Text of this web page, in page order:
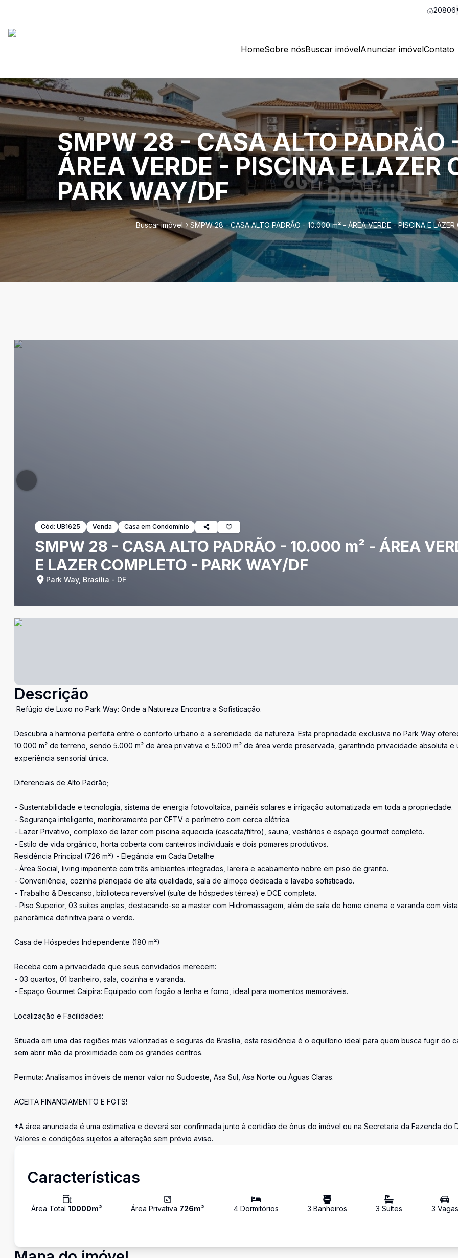
20806
HomeSobre nósBuscar imóvelAnunciar imóvelContato
SMPW 28 - CASA ALTO
ÁREA VERDE - PISCINA E LAZER
PARK WAY/DF
Buscar imóvel SMPW 28 - CASA ALTO PADRÃO - 10.000 m² - ÁREA VERDE - PISCINA E
Cód: UB1625 Venda Casa em Condomínio
SMPW 28 - CASA ALTO PADRÃO - 10.000 m² - ÁREA
E LAZER COMPLETO - PARK WAY/DF
Park Way, Brasília - DF
Descrição
Refúgio de Luxo no Park Way: Onde a Natureza Encontra a Sofisticação.
Descubra a harmonia perfeita entre o conforto urbano e a serenidade da natureza. Esta propriedade exclusiva no Park Way
10.000 m² de terreno, sendo 5.000 m² de área privativa e 5.000 m² de área verde preservada, garantindo privacidade absoluta e
experiência sensorial única.
Diferenciais de Alto Padrão;
- Sustentabilidade e tecnologia, sistema de energia fotovoltaica, painéis solares e irrigação automatizada em toda a propriedade.
- Segurança inteligente, monitoramento por CFTV e perímetro com cerca elétrica.
- Lazer Privativo, complexo de lazer com piscina aquecida (cascata/filtro), sauna, vestiários e espaço gourmet completo.
- Estilo de vida orgânico, horta coberta com canteiros individuais e dois pomares produtivos.
Residência Principal (726 m²) - Elegância em Cada Detalhe
- Área Social, living imponente com três ambientes integrados, lareira e acabamento nobre em piso de granito.
- Conveniência, cozinha planejada de alta qualidade, sala de almoço dedicada e lavabo sofisticado.
- Trabalho & Descanso, biblioteca reversível (suíte de hóspedes térrea) e DCE completa.
- Piso Superior, 03 suítes amplas, destacando-se a master com Hidromassagem, além de sala de home cinema e varanda com vista
panorâmica definitiva para o verde.
Casa de Hóspedes Independente (180 m²)
Receba com a privacidade que seus convidados merecem:
- 03 quartos, 01 banheiro, sala, cozinha e varanda.
- Espaço Gourmet Caipira: Equipado com fogão a lenha e forno, ideal para momentos memoráveis.
Localização e Facilidades:
Situada em uma das regiões mais valorizadas e seguras de Brasília, esta residência é o equilíbrio ideal para quem busca fugir do
sem abrir mão da proximidade com os grandes centros.
Permuta: Analisamos imóveis de menor valor no Sudoeste, Asa Sul, Asa Norte ou Águas Claras.
ACEITA FINANCIAMENTO E FGTS!
*A área anunciada é uma estimativa e deverá ser confirmada junto à certidão de ônus do imóvel ou na Secretaria da Fazenda do
Valores e condições sujeitos a alteração sem prévio aviso.
Características
Área Total 10000m² Área Privativa 726m² 4Dormitórios 3 Banheiros 3 Suítes 3 Vagas